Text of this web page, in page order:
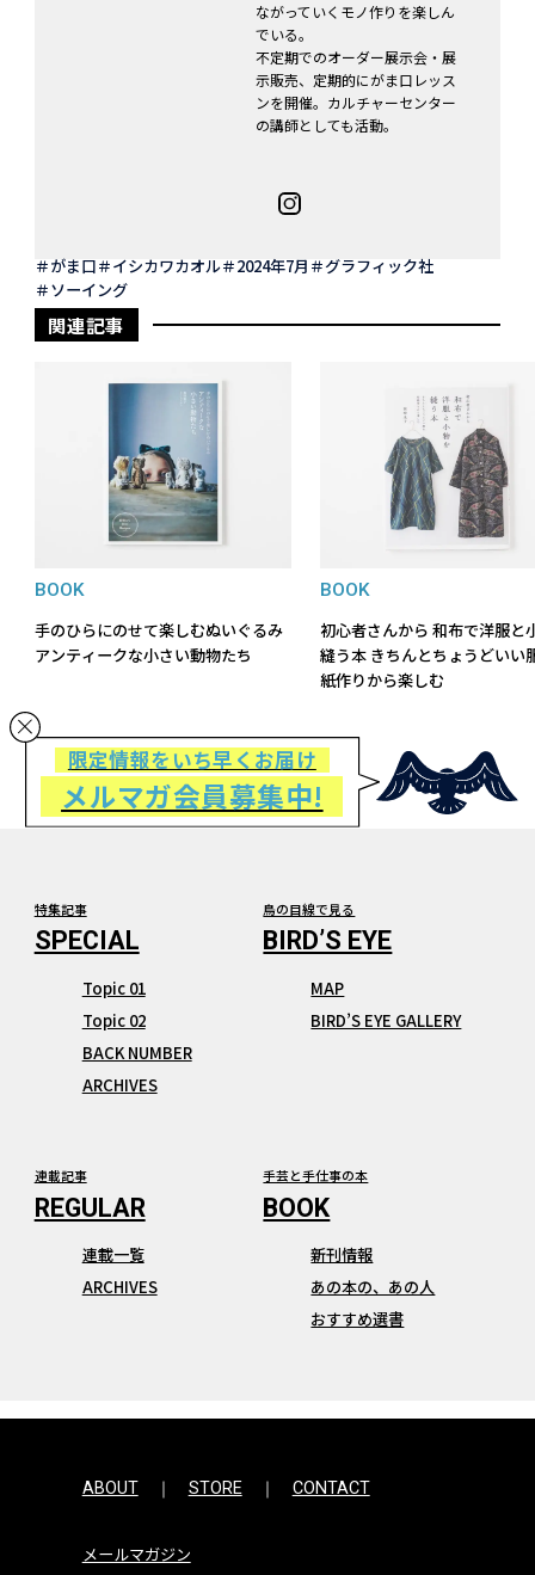
ながっていくモノ作りを楽しん
でいる。
不定期でのオーダー展示会・展
示販売、定期的にがま口レッス
ンを開催。カルチャーセンター
の講師としても活動。
がま口 イシカワカオル 2024年7月
グラフィック社
ソーイング
関連記事
BOOK
手のひらにのせて楽しむぬいぐるみ
アンティークな小さい動物たち
BOOK
初心者さんから 和布で洋服と
縫う本 きちんとちょうどいい
紙作りから楽しむ
限定情報をいち早くお届け
メルマガ会員募集中!
特集記事
Topic 01
Topic 02
BACK NUMBER
ARCHIVES
鳥の目線で見る
MAP
BIRD’S EYE GALLERY
連載記事
連載一覧
ARCHIVES
手芸と手仕事の本
新刊情報
あの本の、あの人
おすすめ選書
ABOUT STORE CONTACT
メールマガジン